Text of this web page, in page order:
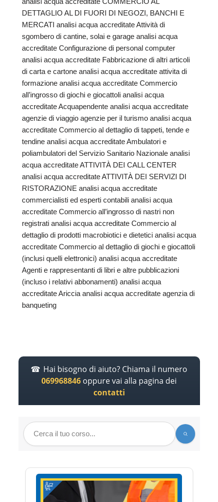
DETTAGLIO AL DI FUORI DI NEGOZI, BANCHI E
MERCATI analisi acqua accreditate Attività di
sgombero di cantine, solai e garage analisi acqua
accreditate Configurazione di personal computer
analisi acqua accreditate Fabbricazione di altri articoli
di carta e cartone analisi acqua accreditate attivita di
formazione analisi acqua accreditate Commercio
all’ingrosso di giochi e giocattoli analisi acqua
accreditate Acquapendente analisi acqua accreditate
agenzie di viaggio agenzie per il turismo analisi acqua
accreditate Commercio al dettaglio di tappeti, tende e
tendine analisi acqua accreditate Ambulatori e
poliambulatori del Servizio Sanitario Nazionale analisi
acqua accreditate ATTIVITÀ DEI CALL CENTER
analisi acqua accreditate ATTIVITÀ DEI SERVIZI DI
RISTORAZIONE analisi acqua accreditate
commercialisti ed esperti contabili analisi acqua
accreditate Commercio all’ingrosso di nastri non
registrati analisi acqua accreditate Commercio al
dettaglio di prodotti macrobiotici e dietetici analisi acqua
accreditate Commercio al dettaglio di giochi e giocattoli
(inclusi quelli elettronici) analisi acqua accreditate
Agenti e rappresentanti di libri e altre pubblicazioni
(incluso i relativi abbonamenti) analisi acqua
accreditate Ariccia analisi acqua accreditate agenzia di
banqueting
Hai bisogno di aiuto? Chiama il numero
069968846 oppure vai alla pagina dei
contatti